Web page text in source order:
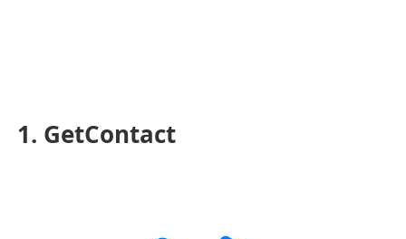
1. GetContact